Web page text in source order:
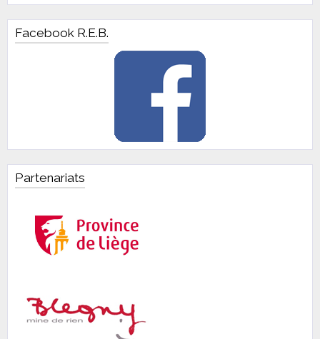
Facebook R.E.B.
Partenariats